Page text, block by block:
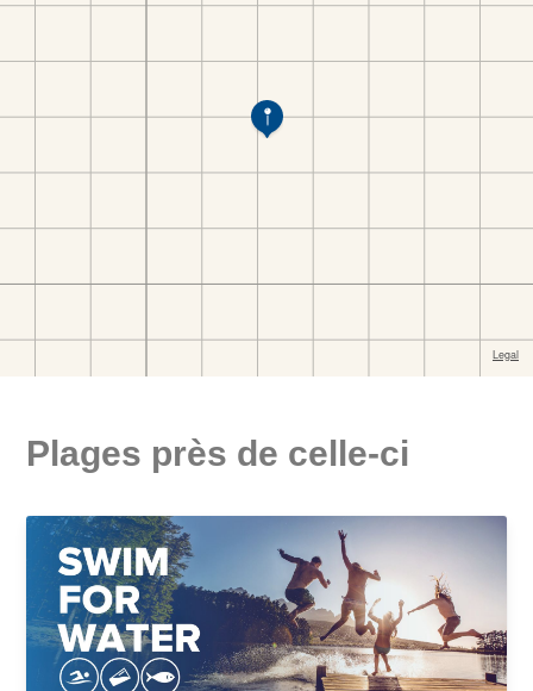
Plages près de celle-ci